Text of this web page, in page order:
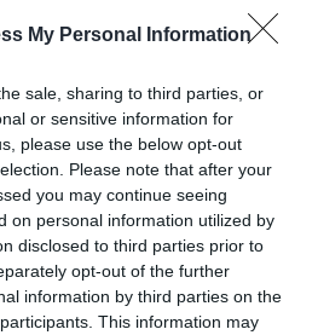
My Personal Information
sale, sharing to third parties, or
or sensitive information for
please use the below opt-out
Please note that after your
you may continue seeing
on personal information utilized by
disclosed to third parties prior to
opt-out of the further
information by third parties on the
This information may
Van pár perced? Játszd le ezt